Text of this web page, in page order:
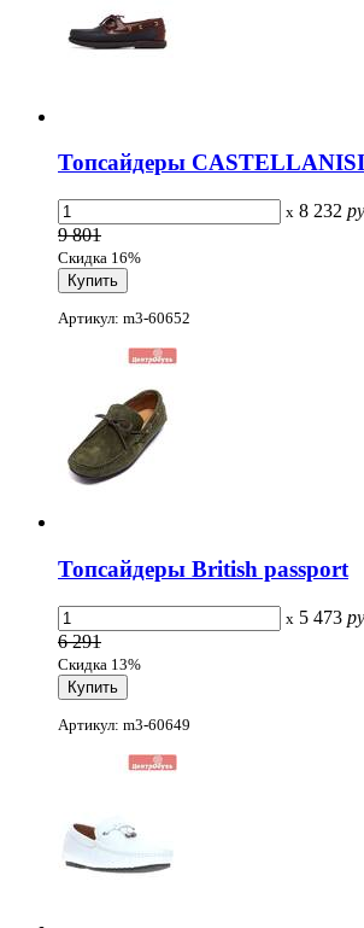
Топсайдеры
x 8 232
9 801
Скидка 16%
Артикул: m3-60652
Топсайдеры British passport
x 5 473
6 291
Скидка 13%
Артикул: m3-60649